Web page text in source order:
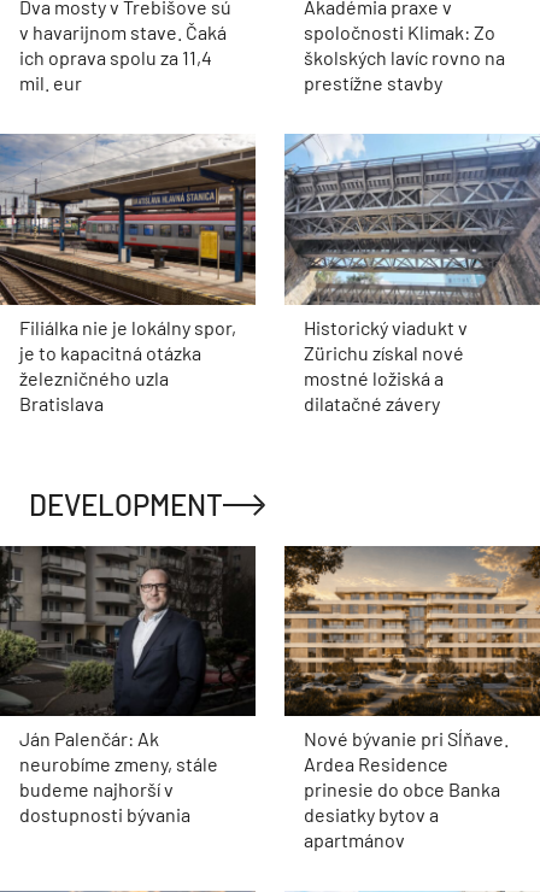
Dva mosty v Trebišove sú
v havarijnom stave. Čaká
ich oprava spolu za 11,4
mil. eur
Akadémia praxe v
spoločnosti Klimak: Zo
školských lavíc rovno na
prestížne stavby
Filiálka nie je lokálny spor,
je to kapacitná otázka
železničného uzla
Bratislava
Historický viadukt v
Zürichu získal nové
mostné ložiská a
dilatačné závery
DEVELOPMENT
Ján Palenčár: Ak
neurobíme zmeny, stále
budeme najhorší v
dostupnosti bývania
Nové bývanie pri Sĺňave.
Ardea Residence
prinesie do obce Banka
desiatky bytov a
apartmánov